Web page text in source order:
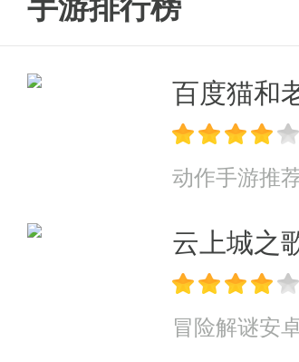
百度猫和
动作手游推
云上城之
冒险解谜安